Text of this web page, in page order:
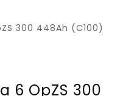
6 OpZS 300